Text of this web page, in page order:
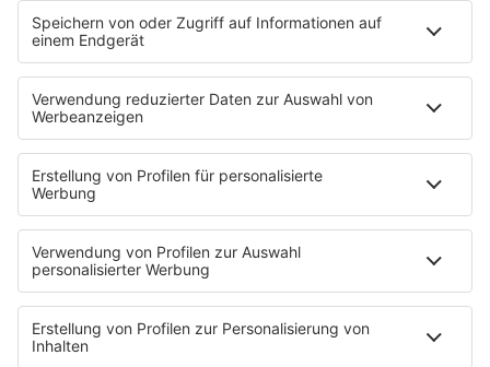
HOME
PROGRAMM
Sendeplan
DJs
Playlist
MUSIC
Streams